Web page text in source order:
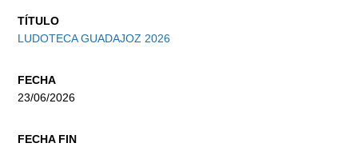
TÍTULO
LUDOTECA GUADAJOZ 2026
FECHA
23/06/2026
FECHA FIN